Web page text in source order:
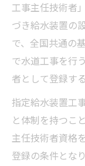
水道工
国家資
識
合格に
準
実践的
指定給
得方法
工事主任技術者
づき給水装置の
で、全国共通の
で水道工事を行
者として登録す
指定給水装置工
と体制を持つこ
主任技術者資格
登録の条件とな